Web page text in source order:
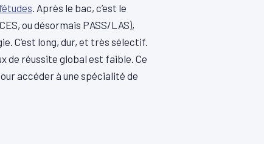
. Après le bac, c’est le
ou désormais PASS/LAS),
C’est long, dur, et très sélectif.
de réussite global est faible. Ce
accéder à une spécialité de